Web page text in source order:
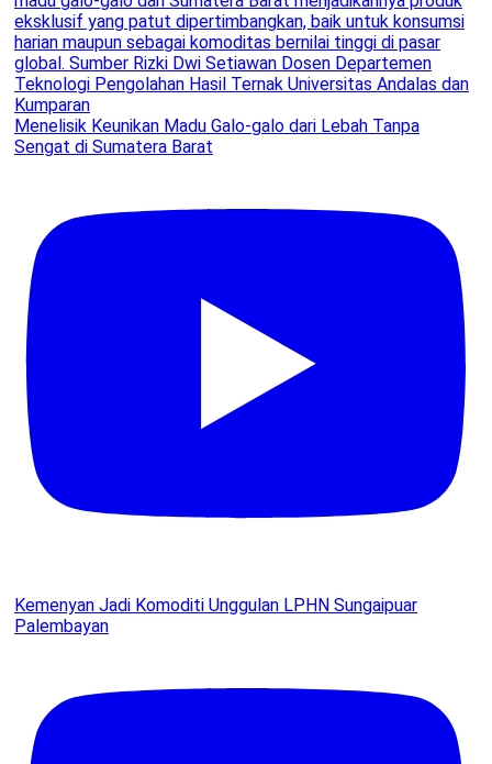
Menelisik Keunikan Madu Galo-galo dari Lebah Tanpa
Sengat di Sumatera Barat
Kemenyan Jadi Komoditi Unggulan LPHN Sungaipuar
Palembayan